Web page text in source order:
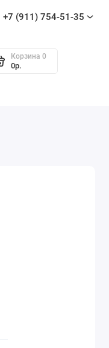
+7 (911) 754-51-35
Корзина 0
0р.